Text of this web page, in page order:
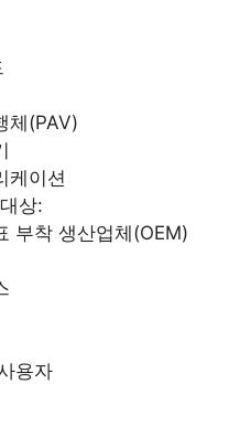
체(PAV)
케이션
상:
부착 생산업체(OEM)
용자